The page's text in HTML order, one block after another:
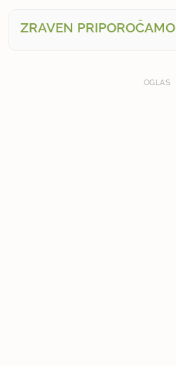
ZRAVEN PRIPOROČAMO
OGLAS